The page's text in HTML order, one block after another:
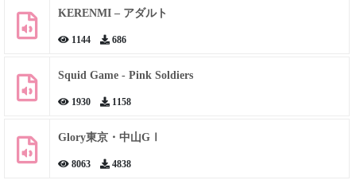
KERENMI – アダルト
1144 686
Squid Game - Pink Soldiers
1930 1158
Glory東京・中山GⅠ
8063 4838